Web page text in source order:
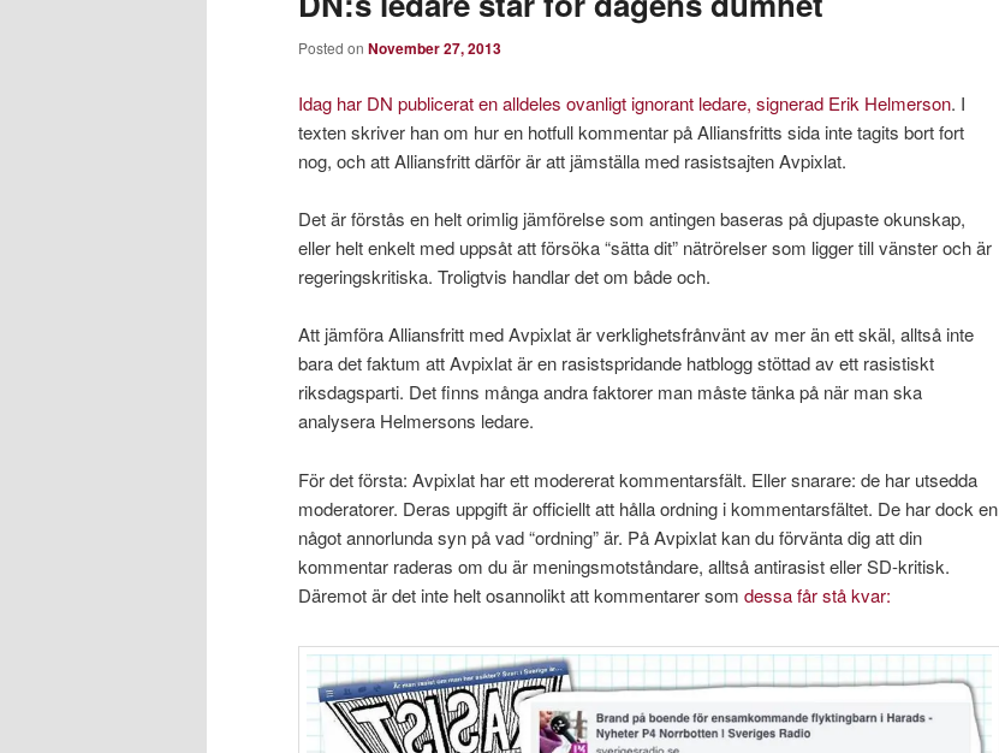
Posted on November 27, 2013
Idag har DN publicerat en alldeles ovanligt ignorant ledare, signerad Erik Helmerson. I
texten skriver han om hur en hotfull kommentar på Alliansfritts sida inte tagits bort fort
nog, och att Alliansfritt därför är att jämställa med rasistsajten Avpixlat.
Det är förstås en helt orimlig jämförelse som antingen baseras på djupaste okunskap,
eller helt enkelt med uppsåt att försöka “sätta dit” nätrörelser som ligger till vänster och är
regeringskritiska. Troligtvis handlar det om både och.
Att jämföra Alliansfritt med Avpixlat är verklighetsfrånvänt av mer än ett skäl, alltså inte
bara det faktum att Avpixlat är en rasistspridande hatblogg stöttad av ett rasistiskt
riksdagsparti. Det finns många andra faktorer man måste tänka på när man ska
analysera Helmersons ledare.
För det första: Avpixlat har ett modererat kommentarsfält. Eller snarare: de har utsedda
moderatorer. Deras uppgift är officiellt att hålla ordning i kommentarsfältet. De har dock en
något annorlunda syn på vad “ordning” är. På Avpixlat kan du förvänta dig att din
kommentar raderas om du är meningsmotståndare, alltså antirasist eller SD-kritisk.
Däremot är det inte helt osannolikt att kommentarer som dessa får stå kvar: